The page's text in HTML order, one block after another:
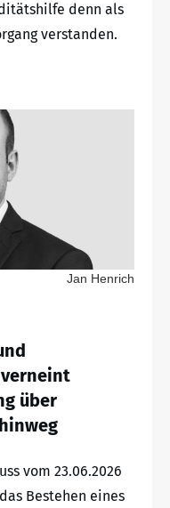
denn als
verstanden.
Jan Henrich
über
vom 23.06.2026
Bestehen eines